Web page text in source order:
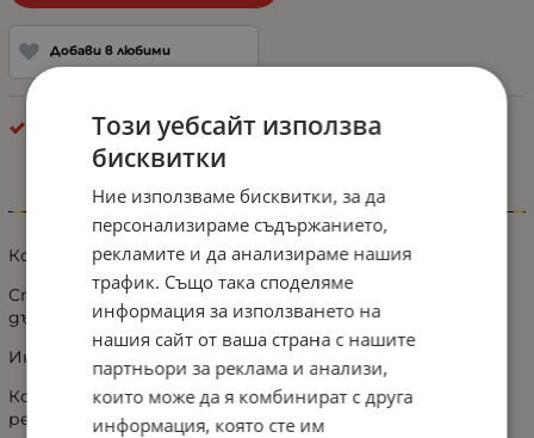
Добави в любими
Информация
Конус за цепене на дърва за перфоратор
Страхотен помощник за бързо и лесно цепене на
дърва!
Инсталирането на приставката е лесно и бързо.
Конус за цепене на дърва с трионовиден профил на
резбата
Този уебсайт използва
бисквитки
Ние използваме бисквитки, за да
персонализираме съдържанието,
рекламите и да анализираме нашия
трафик. Също така споделяме
информация за използването на
нашия сайт от ваша страна с нашите
партньори за реклама и анализи,
които може да я комбинират с друга
информация, която сте им